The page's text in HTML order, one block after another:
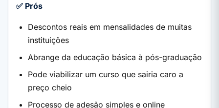
✅ Prós
Descontos reais em mensalidades de muitas
instituições
Abrange da educação básica à pós-graduação
Pode viabilizar um curso que sairia caro a
preço cheio
Processo de adesão simples e online